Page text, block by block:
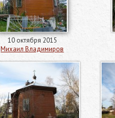
10 октября 2015
Михаил Владимиров